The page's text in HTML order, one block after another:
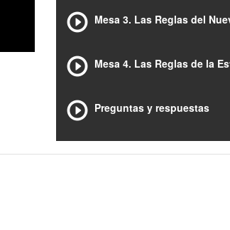
Mesa 3. Las Reglas del
Mesa 4. Las Reglas de la
Preguntas y respuestas